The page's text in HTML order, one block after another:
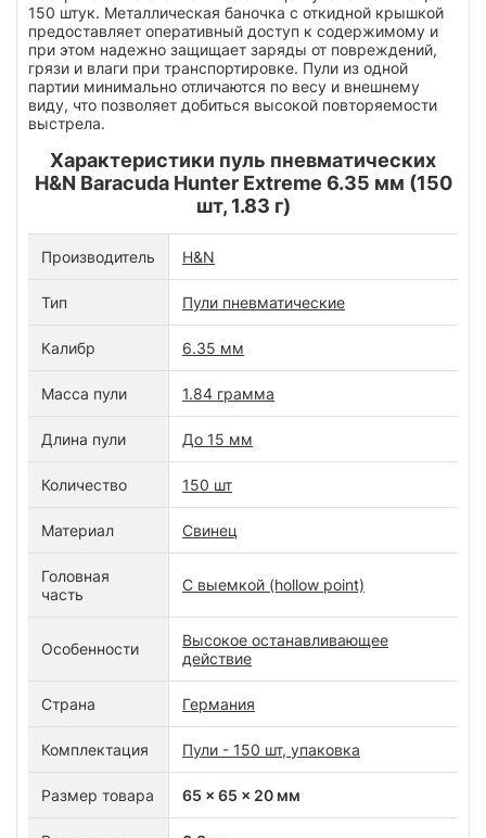
150 штук. Металлическая баночка с откидной крышкой
предоставляет оперативный доступ к содержимому и
при этом надежно защищает заряды от повреждений,
грязи и влаги при транспортировке. Пули из одной
партии минимально отличаются по весу и внешнему
виду, что позволяет добиться высокой повторяемости
выстрела.
Характеристики пуль пневматических
H&N Baracuda Hunter Extreme 6.35 мм (150
шт, 1.83 г)
Производитель H&N
Тип Пули пневматические
Калибр 6.35 мм
Масса пули 1.84 грамма
Длина пули До 15 мм
Количество 150 шт
Материал Свинец
Головная
часть
С выемкой (hollow point)
Особенности
Высокое останавливающее
действие
Страна Германия
Комплектация Пули - 150 шт, упаковка
Размер товара 65 x 65 x 20 мм